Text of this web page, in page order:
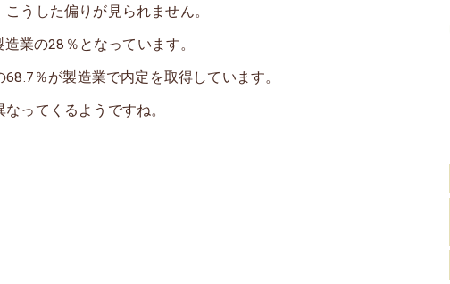
うした偏りが見られません。
業の28％となっています。
％が製造業で内定を取得しています。
ってくるようですね。